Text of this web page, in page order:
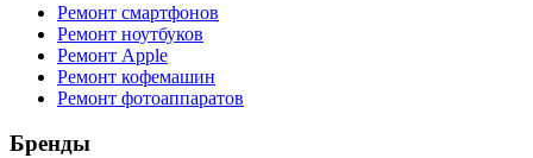
Ремонт смартфонов
Ремонт ноутбуков
Ремонт Apple
Ремонт кофемашин
Ремонт фотоаппаратов
Бренды